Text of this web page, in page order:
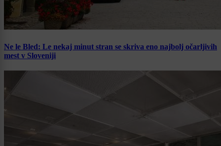
Ne le Bled: Le nekaj minut stran se skriva eno najbolj očarljivih
mest v Sloveniji